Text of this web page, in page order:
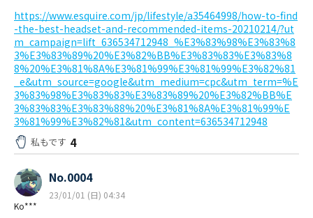
https://www.esquire.com/jp/lifestyle/a35464998/how-to-find
-the-best-headset-and-recommended-items-20210214/?ut
m_campaign=lift_636534712948_%E3%83%98%E3%83%8
3%E3%83%89%20%E3%82%BB%E3%83%83%E3%83%8
8%20%E3%81%8A%E3%81%99%E3%81%99%E3%82%81
_e&utm_source=google&utm_medium=cpc&utm_term=%E
3%83%98%E3%83%83%E3%83%89%20%E3%82%BB%E
3%83%83%E3%83%88%20%E3%81%8A%E3%81%99%E
3%81%99%E3%82%81&utm_content=636534712948
私もです 4
Ko***
No.0004
23/01/01 (日) 04:34